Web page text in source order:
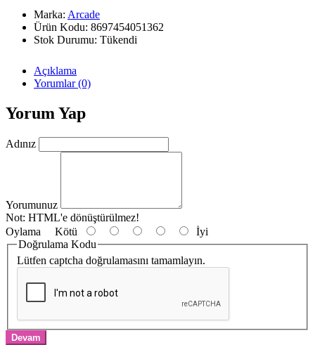
Marka: Arcade
Ürün Kodu: 8697454051362
Stok Durumu: Tükendi
Açıklama
Yorumlar (0)
Yorum Yap
Adınız
Yorumunuz
Not: HTML'e dönüştürülmez!
Oylama Kötü
İyi
Doğrulama Kodu
Lütfen captcha doğrulamasını tamamlayın.
Devam